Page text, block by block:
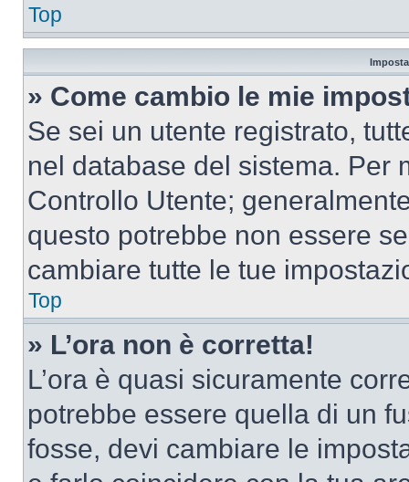
Top
» Come cambio le mie
Se sei un utente registrato,
nel database del sistema. Per
Controllo Utente;
questo potrebbe non essere
cambiare tutte le tue
Top
» L’ora non è corretta!
L’ora è quasi sicuramente
potrebbe essere quella di un
fosse, devi cambiare le